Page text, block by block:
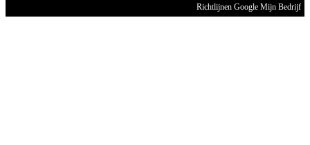
Richtlijnen Google Mijn Bedrijf